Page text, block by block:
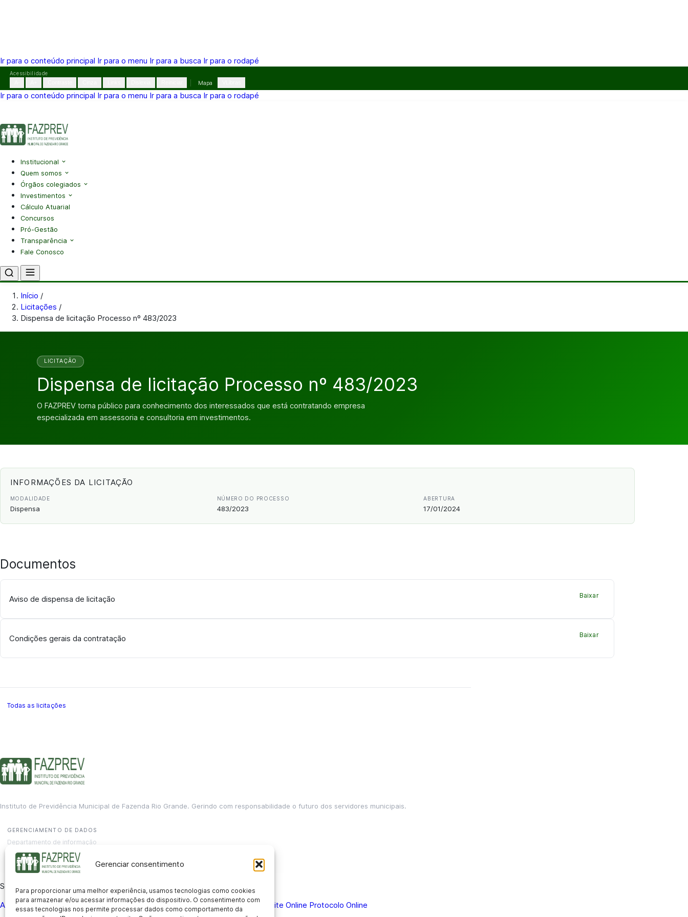
Gerenciar consentimento
Para proporcionar uma melhor experiência, usamos tecnologias como cookies
para armazenar e/ou acessar informações do dispositivo. O consentimento com
essas tecnologias nos permite processar dados como comportamento da
Ir para o conteúdo principal Ir para o menu Ir para a busca Ir para o rodapé
Pular
o
Acessibilidade
Mapa
Ir para o conteúdo principal Ir para o menu Ir para a busca Ir para o rodapé
Institucional
Quem somos
Órgãos colegiados
Investimentos
Cálculo Atuarial
Concursos
Pró-Gestão
Transparência
Fale Conosco
Início /
Licitações /
Dispensa de licitação Processo nº 483/2023
LICITAÇÃO
Dispensa de licitação Processo nº 483/2023
O FAZPREV torna público para conhecimento dos interessados que está contratando empresa
especializada em assessoria e consultoria em investimentos.
INFORMAÇÕES DA LICITAÇÃO
MODALIDADE
Dispensa
NÚMERO DO PROCESSO
483/2023
ABERTURA
17/01/2024
Documentos
Aviso de dispensa de licitação Baixar
Condições gerais da contratação Baixar
Todas as licitações
Instituto de Previdência Municipal de Fazenda Rio Grande. Gerindo com responsabilidade o futuro dos servidores municipais.
GERENCIAMENTO DE DADOS
Departamento de informação
contato@fazprev.pr.gov.br
(41) 3995-2146
Serviços
Aposentadoria Pensão por Morte Benefício por Invalidez Auxílio Doença Holerite Online Protocolo Online